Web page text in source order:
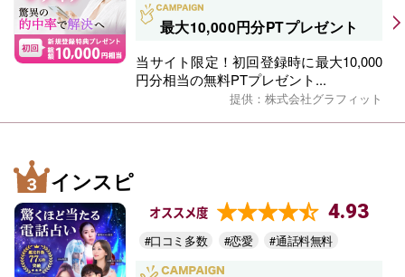
最大10,000円分PTプレゼント
当サイト限定！初回登録時に最大10,000
円分相当の無料PTプレゼント...
提供：株式会社グラフィット
インスピ
オススメ度 4.93
#口コミ多数 #恋愛 #通話料無料